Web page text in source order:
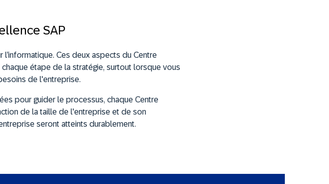
SAP
Ces deux aspects du Centre
étape de la stratégie, surtout lorsque vous
de l'entreprise.
pour guider le processus, chaque Centre
de la taille de l'entreprise et de son
seront atteints durablement.